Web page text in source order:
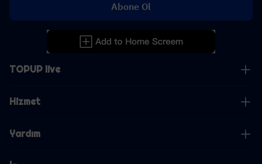
TOPUP live
Hizmet
Yardım
Abone Ol